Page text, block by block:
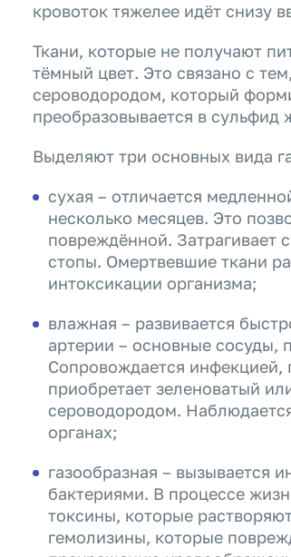
кровоток тяжелее идёт снизу
Ткани, которые не получают
тёмный цвет. Это связано с
сероводородом, который
преобразовывается в сульфид
Выделяют три основных вида
сухая – отличается
несколько месяцев. Это
повреждённой. Затрагивает
стопы. Омертвевшие ткани
интоксикации организма;
влажная – развивается
артерии – основные сосуды,
Сопровождается инфекцией,
приобретает зеленоватый
сероводородом.
органах;
газообразная – вызывается
бактериями. В процессе
токсины, которые
гемолизины, которые